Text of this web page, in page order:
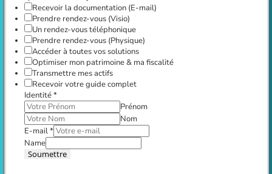
Recevoir la documentation (E-mail)
Prendre rendez-vous (Visio)
Un rendez-vous téléphonique
Prendre rendez-vous (Physique)
Accéder à toutes vos solutions
Optimiser mon patrimoine & ma fiscalité
Transmettre mes actifs
Recevoir votre guide complet
Identité*
Prénom
Nom
E-mail*
Name
Soumettre